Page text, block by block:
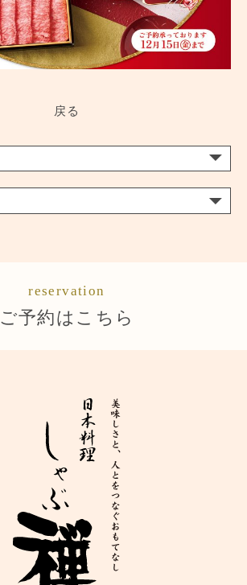
戻る
reservation
ご予約はこちら